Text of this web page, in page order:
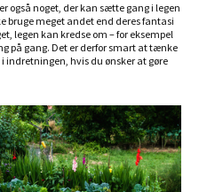
også noget, der kan sætte gang i legen
bruge meget andet end deres fantasi
legen kan kredse om – for eksempel
på gang. Det er derfor smart at tænke
indretningen, hvis du ønsker at gøre